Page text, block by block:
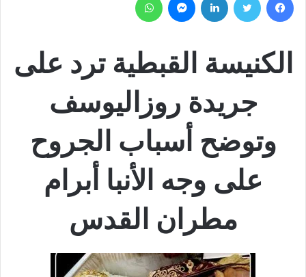
الكنيسة القبطية ترد على
جريدة روزاليوسف
وتوضح أسباب الجروح
على وجه الأنبا أبرام
مطران القدس